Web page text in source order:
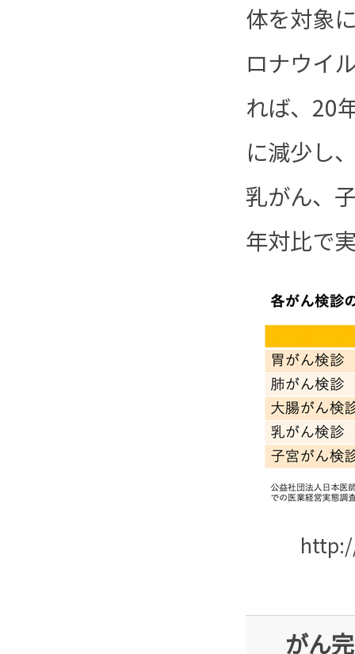
体を対象
ロナウイ
れば、20
に減少し
乳がん、
年対比で
がん